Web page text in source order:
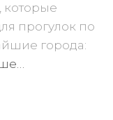
которые
прогулок по
города: